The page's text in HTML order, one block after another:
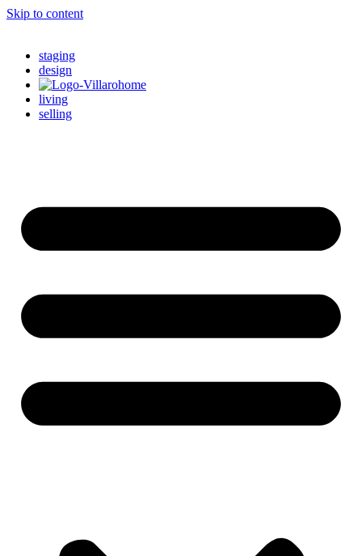
Skip to content
staging
design
living
selling